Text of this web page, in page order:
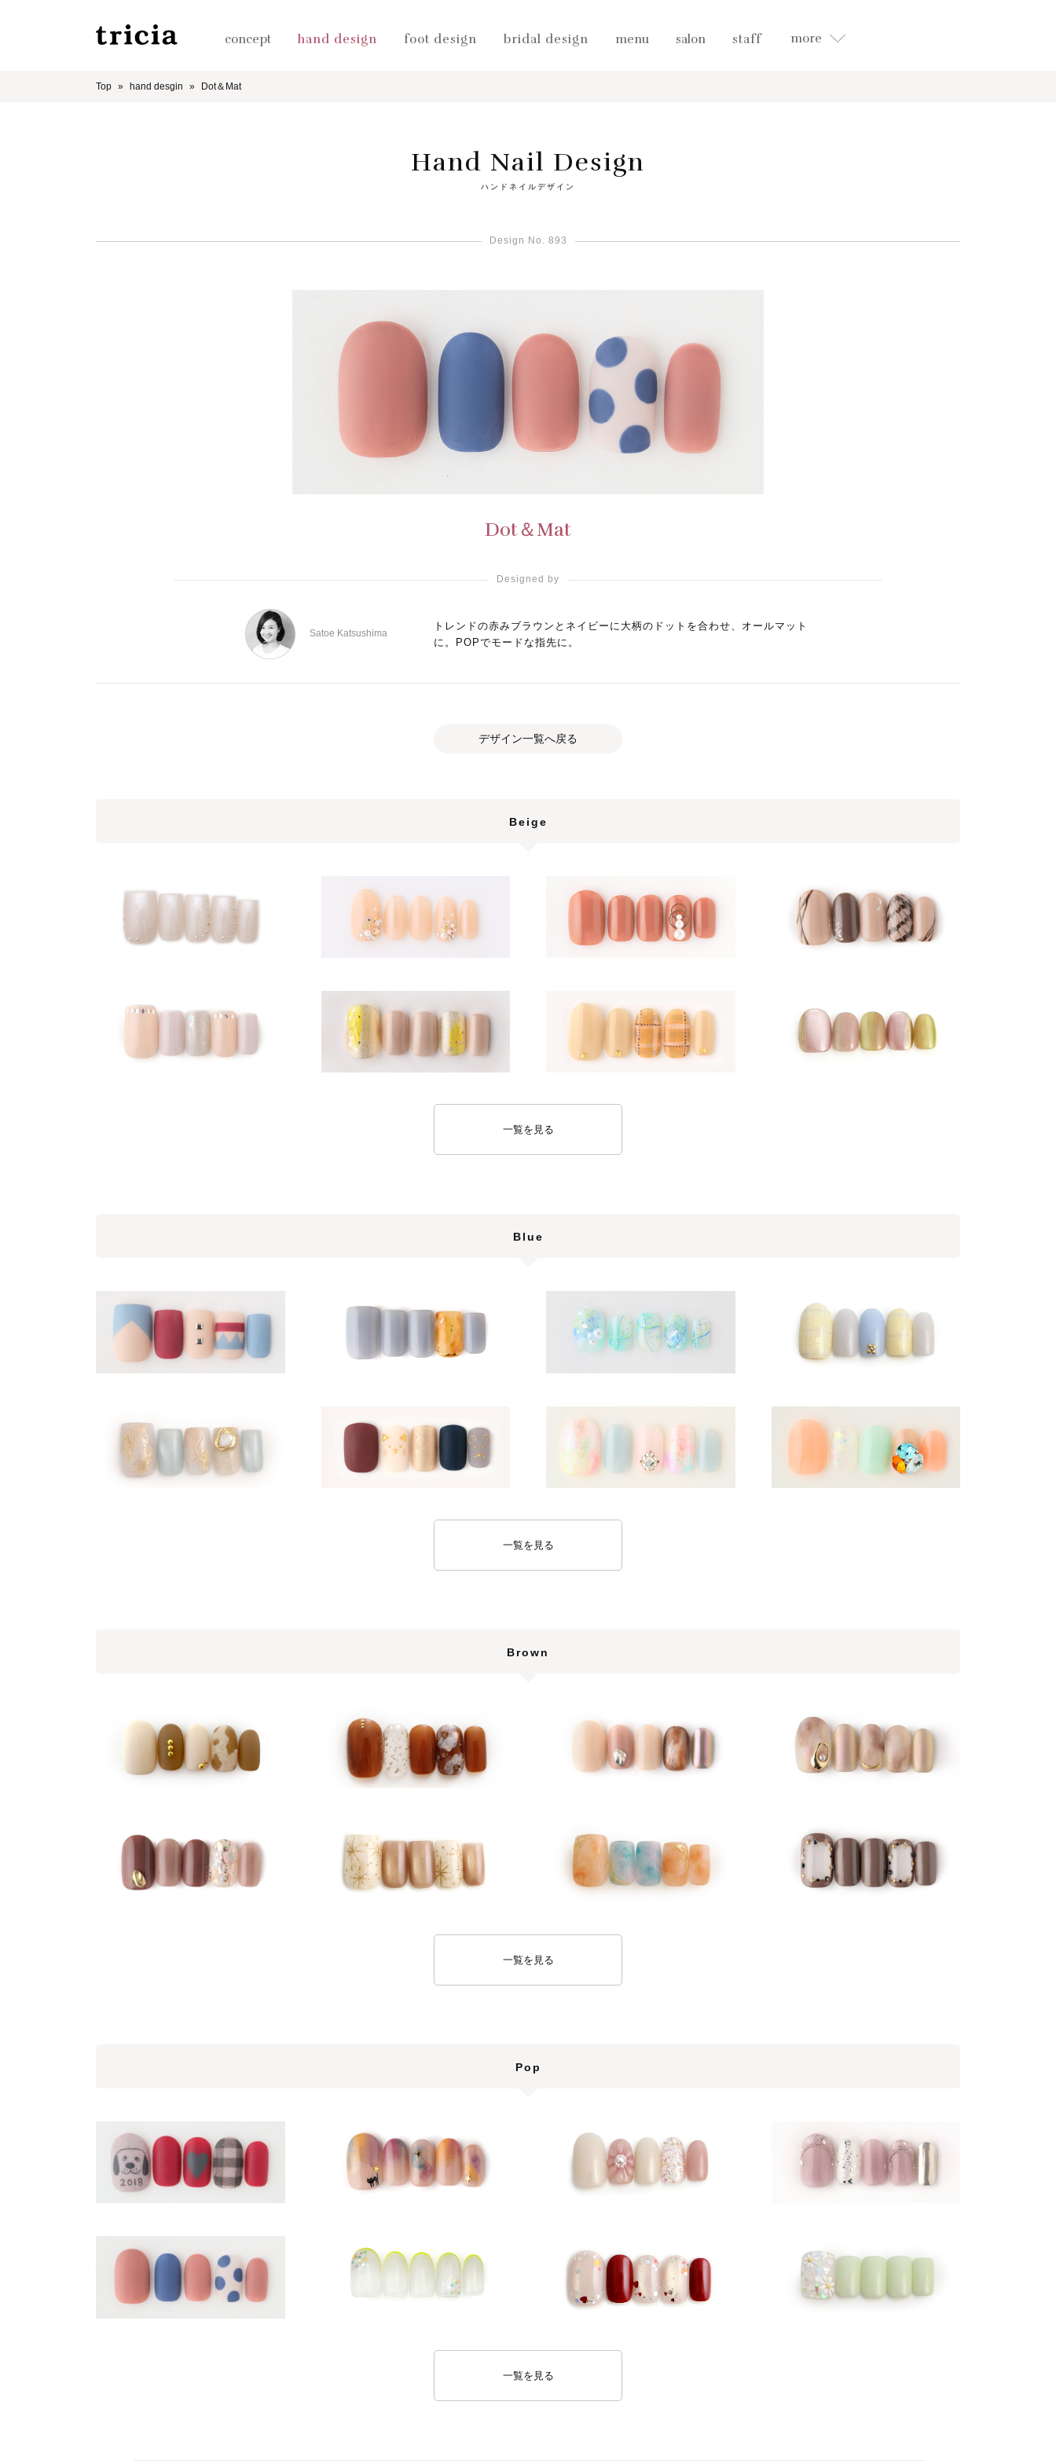
concept hand design foot design bridal design menu salon staff more
Top hand desgin Dot＆Mat
Hand Nail Design
ハンドネイルデザイン
Design No. 893
Dot＆Mat
Designed by
Satoe Katsushima
トレンドの赤みブラウンとネイビーに大柄のドットを合わせ、オールマット
に。POPでモードな指先に。
デザイン一覧へ戻る
Beige
一覧を見る
Blue
一覧を見る
Brown
一覧を見る
Pop
一覧を見る